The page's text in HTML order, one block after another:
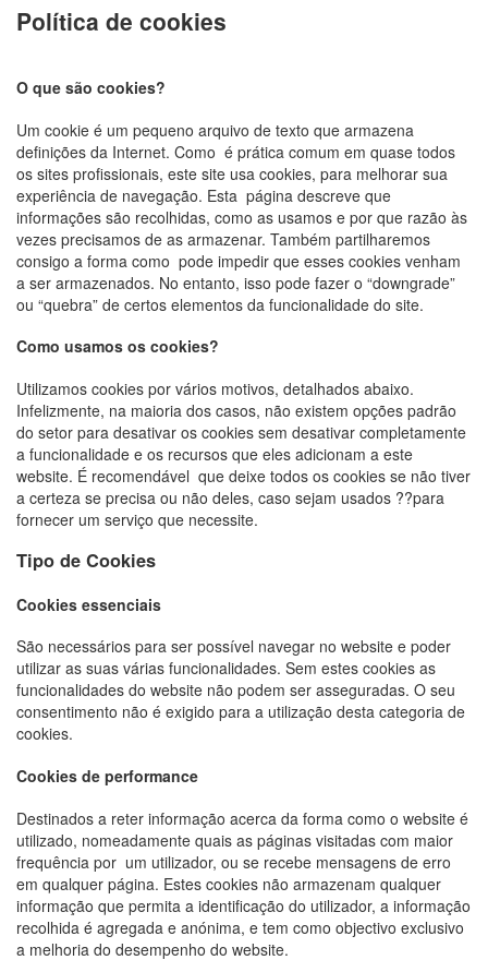
Política de cookies
O que são cookies?
Um cookie é um pequeno arquivo de texto que armazena
definições da Internet. Como é prática comum em quase todos
os sites profissionais, este site usa cookies, para melhorar sua
experiência de navegação. Esta página descreve que
informações são recolhidas, como as usamos e por que razão às
vezes precisamos de as armazenar. Também partilharemos
consigo a forma como pode impedir que esses cookies venham
a ser armazenados. No entanto, isso pode fazer o “downgrade”
ou “quebra” de certos elementos da funcionalidade do site.
Como usamos os cookies?
Utilizamos cookies por vários motivos, detalhados abaixo.
Infelizmente, na maioria dos casos, não existem opções padrão
do setor para desativar os cookies sem desativar completamente
a funcionalidade e os recursos que eles adicionam a este
website. É recomendável que deixe todos os cookies se não tiver
a certeza se precisa ou não deles, caso sejam usados ??para
fornecer um serviço que necessite.
Tipo de Cookies
Cookies essenciais
São necessários para ser possível navegar no website e poder
utilizar as suas várias funcionalidades. Sem estes cookies as
funcionalidades do website não podem ser asseguradas. O seu
consentimento não é exigido para a utilização desta categoria de
cookies.
Cookies de performance
Destinados a reter informação acerca da forma como o website é
utilizado, nomeadamente quais as páginas visitadas com maior
frequência por um utilizador, ou se recebe mensagens de erro
em qualquer página. Estes cookies não armazenam qualquer
informação que permita a identificação do utilizador, a informação
recolhida é agregada e anónima, e tem como objectivo exclusivo
a melhoria do desempenho do website.